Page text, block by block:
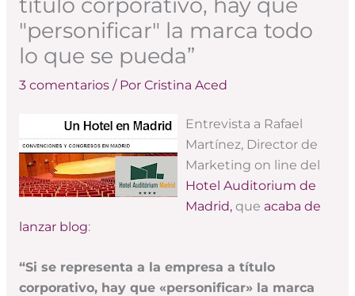
título corporativo, hay que
"personificar" la marca todo
lo que se pueda”
3 comentarios / Por Cristina Aced
Entrevista a Rafael
Martínez, Director de
Marketing on line del
Hotel Auditorium de
Madrid,que acaba de
lanzar blog:
“Si se representa a la empresa a título
corporativo, hay que «personificar» la marca